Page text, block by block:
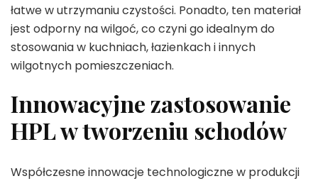
łatwe w utrzymaniu czystości. Ponadto, ten materiał
jest odporny na wilgoć, co czyni go idealnym do
stosowania w kuchniach, łazienkach i innych
wilgotnych pomieszczeniach.
Innowacyjne zastosowanie
HPL w tworzeniu schodów
Współczesne innowacje technologiczne w produkcji